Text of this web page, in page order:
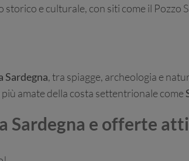
e culturale, con siti come il Pozzo
Sardegna, tra spiagge, archeologia e
amate della costa settentrionale come
Sardegna e offerte